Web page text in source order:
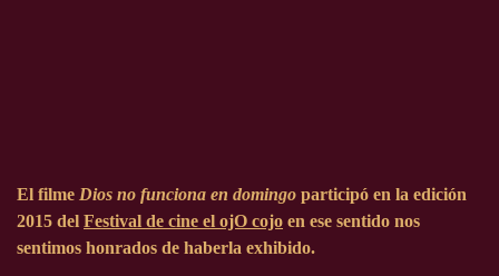
El filme Dios no funciona en domingo participó en la edición
2015 del Festival de cine el ojO cojo en ese sentido nos
sentimos honrados de haberla exhibido.